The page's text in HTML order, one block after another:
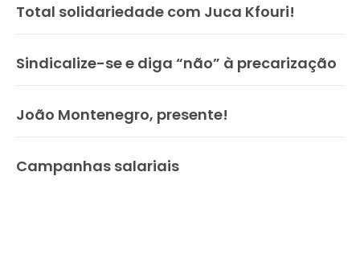
Total solidariedade com Juca Kfouri!
Sindicalize-se e diga “não” à precarização
João Montenegro, presente!
Campanhas salariais